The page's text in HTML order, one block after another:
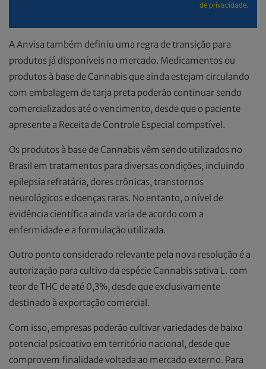
de privacidade.
A Anvisa também definiu uma regra de transição para
produtos já disponíveis no mercado. Medicamentos ou
produtos à base de Cannabis que ainda estejam circulando
com embalagem de tarja preta poderão continuar sendo
comercializados até o vencimento, desde que o paciente
apresente a Receita de Controle Especial compatível.
Os produtos à base de Cannabis vêm sendo utilizados no
Brasil em tratamentos para diversas condições, incluindo
epilepsia refratária, dores crônicas, transtornos
neurológicos e doenças raras. No entanto, o nível de
evidência científica ainda varia de acordo com a
enfermidade e a formulação utilizada.
Outro ponto considerado relevante pela nova resolução é a
autorização para cultivo da espécie Cannabis sativa L. com
teor de THC de até 0,3%, desde que exclusivamente
destinado à exportação comercial.
Com isso, empresas poderão cultivar variedades de baixo
potencial psicoativo em território nacional, desde que
comprovem finalidade voltada ao mercado externo. Para